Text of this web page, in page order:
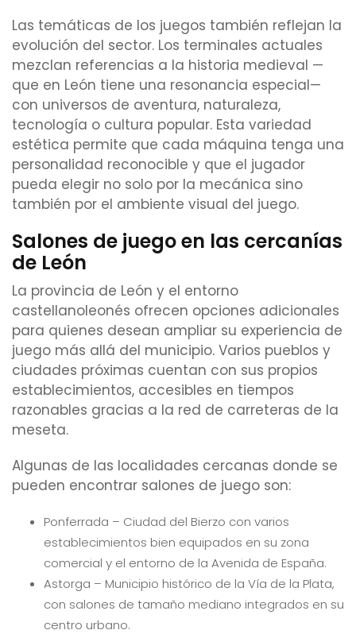
Las temáticas de los juegos también reflejan la
evolución del sector. Los terminales actuales
mezclan referencias a la historia medieval —
que en León tiene una resonancia especial—
con universos de aventura, naturaleza,
tecnología o cultura popular. Esta variedad
estética permite que cada máquina tenga una
personalidad reconocible y que el jugador
pueda elegir no solo por la mecánica sino
también por el ambiente visual del juego.
Salones de juego en las cercanías
de León
La provincia de León y el entorno
castellanoleonés ofrecen opciones adicionales
para quienes desean ampliar su experiencia de
juego más allá del municipio. Varios pueblos y
ciudades próximas cuentan con sus propios
establecimientos, accesibles en tiempos
razonables gracias a la red de carreteras de la
meseta.
Algunas de las localidades cercanas donde se
pueden encontrar salones de juego son:
Ponferrada – Ciudad del Bierzo con varios
establecimientos bien equipados en su zona
comercial y el entorno de la Avenida de España.
Astorga – Municipio histórico de la Vía de la Plata,
con salones de tamaño mediano integrados en su
centro urbano.